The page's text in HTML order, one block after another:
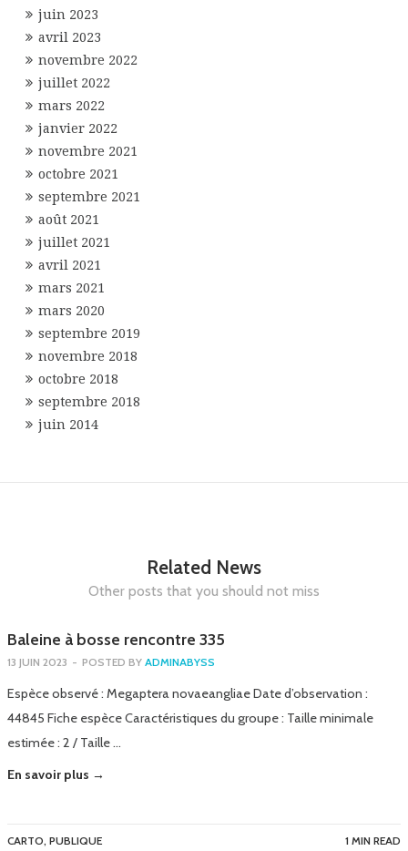
juin 2023
avril 2023
novembre 2022
juillet 2022
mars 2022
janvier 2022
novembre 2021
octobre 2021
septembre 2021
août 2021
juillet 2021
avril 2021
mars 2021
mars 2020
septembre 2019
novembre 2018
octobre 2018
septembre 2018
juin 2014
Related News
Other posts that you should not miss
Baleine à bosse rencontre 335
13 JUIN 2023 - POSTED BY ADMINABYSS
Espèce observé : Megaptera novaeangliae Date d’observation :
44845 Fiche espèce Caractéristiques du groupe : Taille minimale
estimée : 2 / Taille …
En savoir plus →
CARTO, PUBLIQUE 1 MIN READ